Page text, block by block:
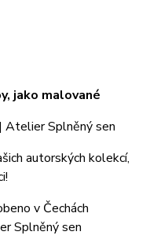
jako malované
autorských kolekcí,